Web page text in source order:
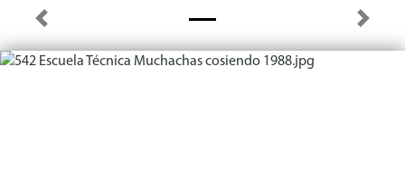
Previous Next